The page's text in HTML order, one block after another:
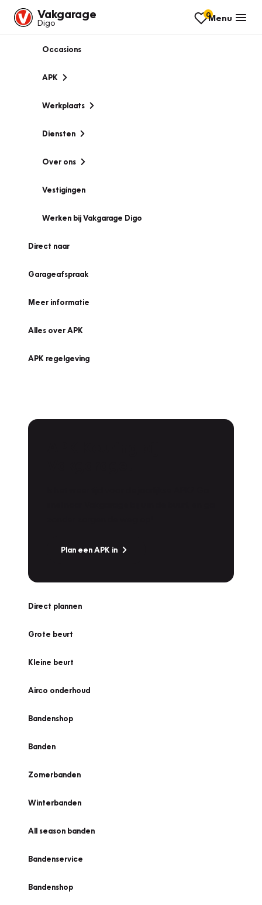
Vakgarage
Digo
0Menu
Occasions
APK
Werkplaats
Diensten
Over ons
Vestigingen
Werken bij Vakgarage Digo
Direct naar
Garageafspraak
Meer informatie
Alles over APK
APK regelgeving
Plan een APK in
Direct plannen
Grote beurt
Kleine beurt
Airco onderhoud
Bandenshop
Banden
Zomerbanden
Winterbanden
All season banden
Bandenservice
Bandenshop